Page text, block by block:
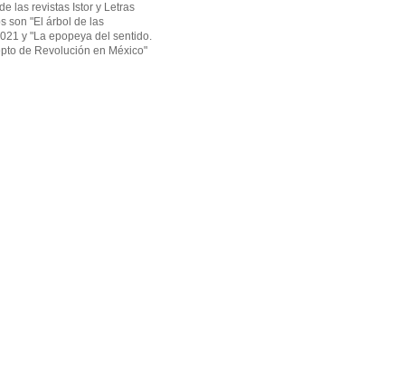
las revistas Istor y Letras
son "El árbol de las
y "La epopeya del sentido.
de Revolución en México"